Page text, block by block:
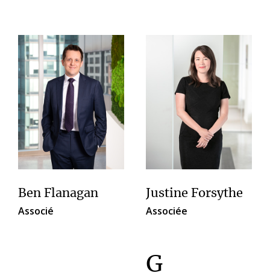
Ben Flanagan
Associé
Justine Forsythe
Associée
G